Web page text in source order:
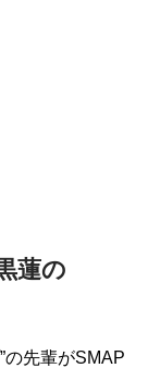
蓮の
先輩がSMAP